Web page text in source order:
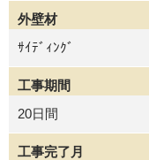
外壁材
ｻｲﾃﾞｨﾝｸﾞ
工事期間
20日間
工事完了月